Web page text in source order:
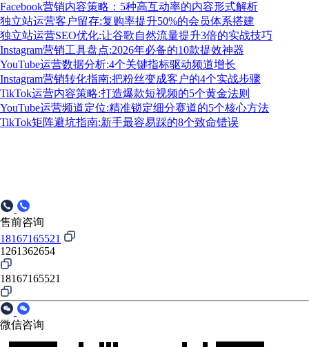
Facebook营销内容策略：5种高互动率的内容形式解析
独立站运营客户留存:复购率提升50%的会员体系搭建
独立站运营SEO优化:让谷歌自然流量提升3倍的实战技巧
Instagram营销工具盘点:2026年必备的10款提效神器
YouTube运营数据分析:4个关键指标驱动频道增长
Instagram营销转化指南:把粉丝变成客户的4个实战步骤
TikTok运营内容策略:打造爆款短视频的5个黄金法则
YouTube运营频道定位:精准锁定细分赛道的5个核心方法
TikTok矩阵避坑指南:新手最容易踩的8个致命错误
售前咨询
18167165521
1261362654
18167165521
微信咨询